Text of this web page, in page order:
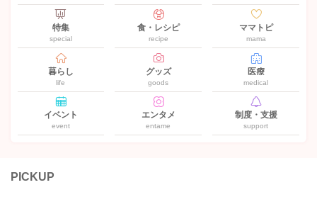
特集
special
食・レシピ
recipe
ママトピ
mama
暮らし
life
グッズ
goods
医療
medical
イベント
event
エンタメ
entame
制度・支援
support
PICKUP